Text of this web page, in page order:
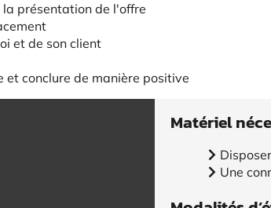
présentation de l'offre
et de son client
conclure de manière positive
Matériel
Une